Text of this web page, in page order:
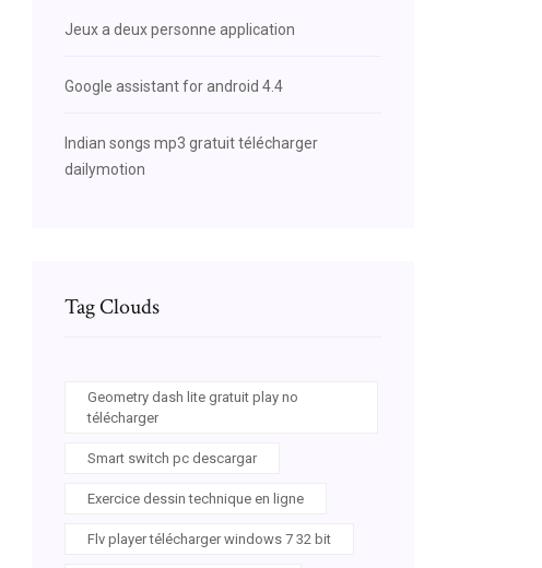
Jeux a deux personne application
Google assistant for android 4.4
Indian songs mp3 gratuit télécharger
dailymotion
Tag Clouds
Geometry dash lite gratuit play no
télécharger
Smart switch pc descargar
Exercice dessin technique en ligne
Flv player télécharger windows 7 32 bit